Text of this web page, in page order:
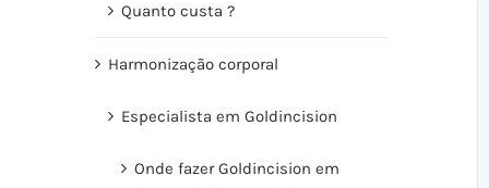
Quanto custa ?
Harmonização corporal
Especialista em Goldincision
Onde fazer Goldincision em